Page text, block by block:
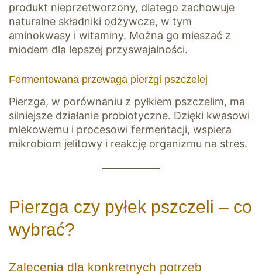
produkt nieprzetworzony, dlatego zachowuje
naturalne składniki odżywcze, w tym
aminokwasy i witaminy. Można go mieszać z
miodem dla lepszej przyswajalności.
Fermentowana przewaga pierzgi pszczelej
Pierzga, w porównaniu z pyłkiem pszczelim, ma
silniejsze działanie probiotyczne. Dzięki kwasowi
mlekowemu i procesowi fermentacji, wspiera
mikrobiom jelitowy i reakcję organizmu na stres.
Pierzga czy pyłek pszczeli – co
wybrać?
Zalecenia dla konkretnych potrzeb